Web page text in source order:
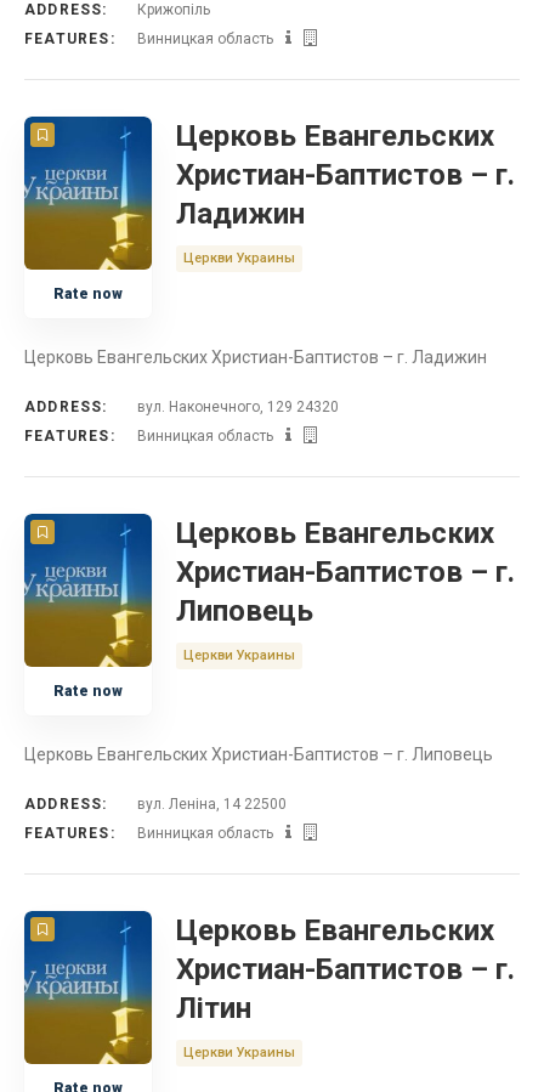
ADDRESS:
Крижопіль
FEATURES:
Винницкая область
Rate now
Церковь Евангельских
Христиан-Баптистов – г.
Ладижин
Церкви Украины
Церковь Евангельских Христиан-Баптистов – г. Ладижин
ADDRESS:
вул. Наконечного, 129 24320
FEATURES:
Винницкая область
Rate now
Церковь Евангельских
Христиан-Баптистов – г.
Липовець
Церкви Украины
Церковь Евангельских Христиан-Баптистов – г. Липовець
ADDRESS:
вул. Леніна, 14 22500
FEATURES:
Винницкая область
Церковь Евангельских
Христиан-Баптистов – г.
Літин
Церкви Украины